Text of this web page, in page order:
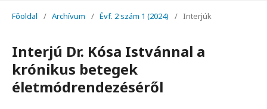
Főoldal / Archívum / Évf. 2 szám 1 (2024) / Interjúk
Interjú Dr. Kósa Istvánnal a
krónikus betegek
életmódrendezéséről